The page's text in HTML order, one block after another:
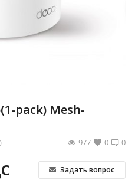
pack) Mesh-
0
0
977
Задать вопрос